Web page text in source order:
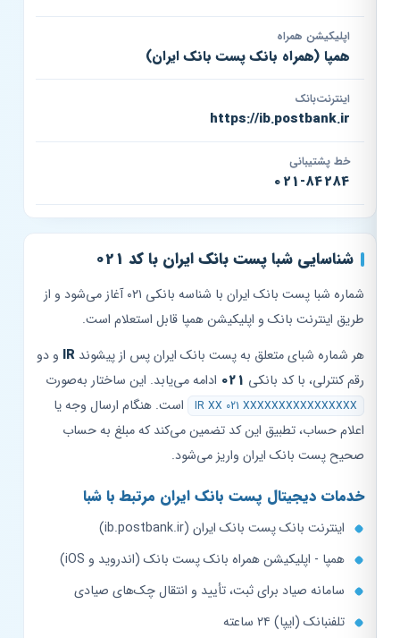
اپلیکیشن همراه
همپا (همراه بانک پست بانک ایران)
اینترنت‌بانک
https://ib.postbank.ir
خط پشتیبانی
021-84284
شناسایی شبا پست بانک ایران با کد 021
شماره شبا پست بانک ایران با شناسه بانکی ۰۲۱ آغاز می‌شود و از
طریق اینترنت بانک و اپلیکیشن همپا قابل استعلام است.
هر شماره شبای متعلق به پست بانک ایران پس از پیشوندIRو دو
رقم کنترلی، با کد بانکی021 ادامه می‌یابد. این ساختار به‌صورت
IR XX 021 XXXXXXXXXXXXXXXX است. هنگام ارسال وجه یا
اعلام حساب، تطبیق این کد تضمین می‌کند که مبلغ به حساب
صحیح پست بانک ایران واریز می‌شود.
خدمات دیجیتال پست بانک ایران مرتبط با شبا
اینترنت بانک پست بانک ایران (ib.postbank.ir)
همپا - اپلیکیشن همراه بانک پست بانک (اندروید و iOS)
سامانه صیاد برای ثبت، تأیید و انتقال چک‌های صیادی
تلفنبانک (ایپا) ۲۴ ساعته